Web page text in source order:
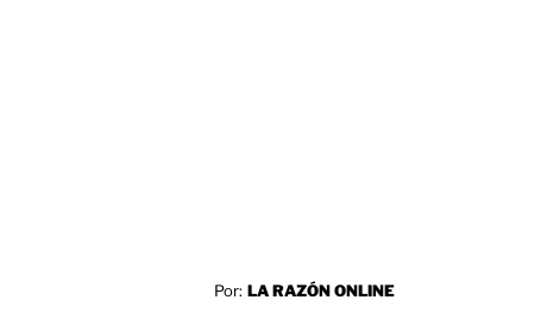
Por: LA RAZÓN ONLINE